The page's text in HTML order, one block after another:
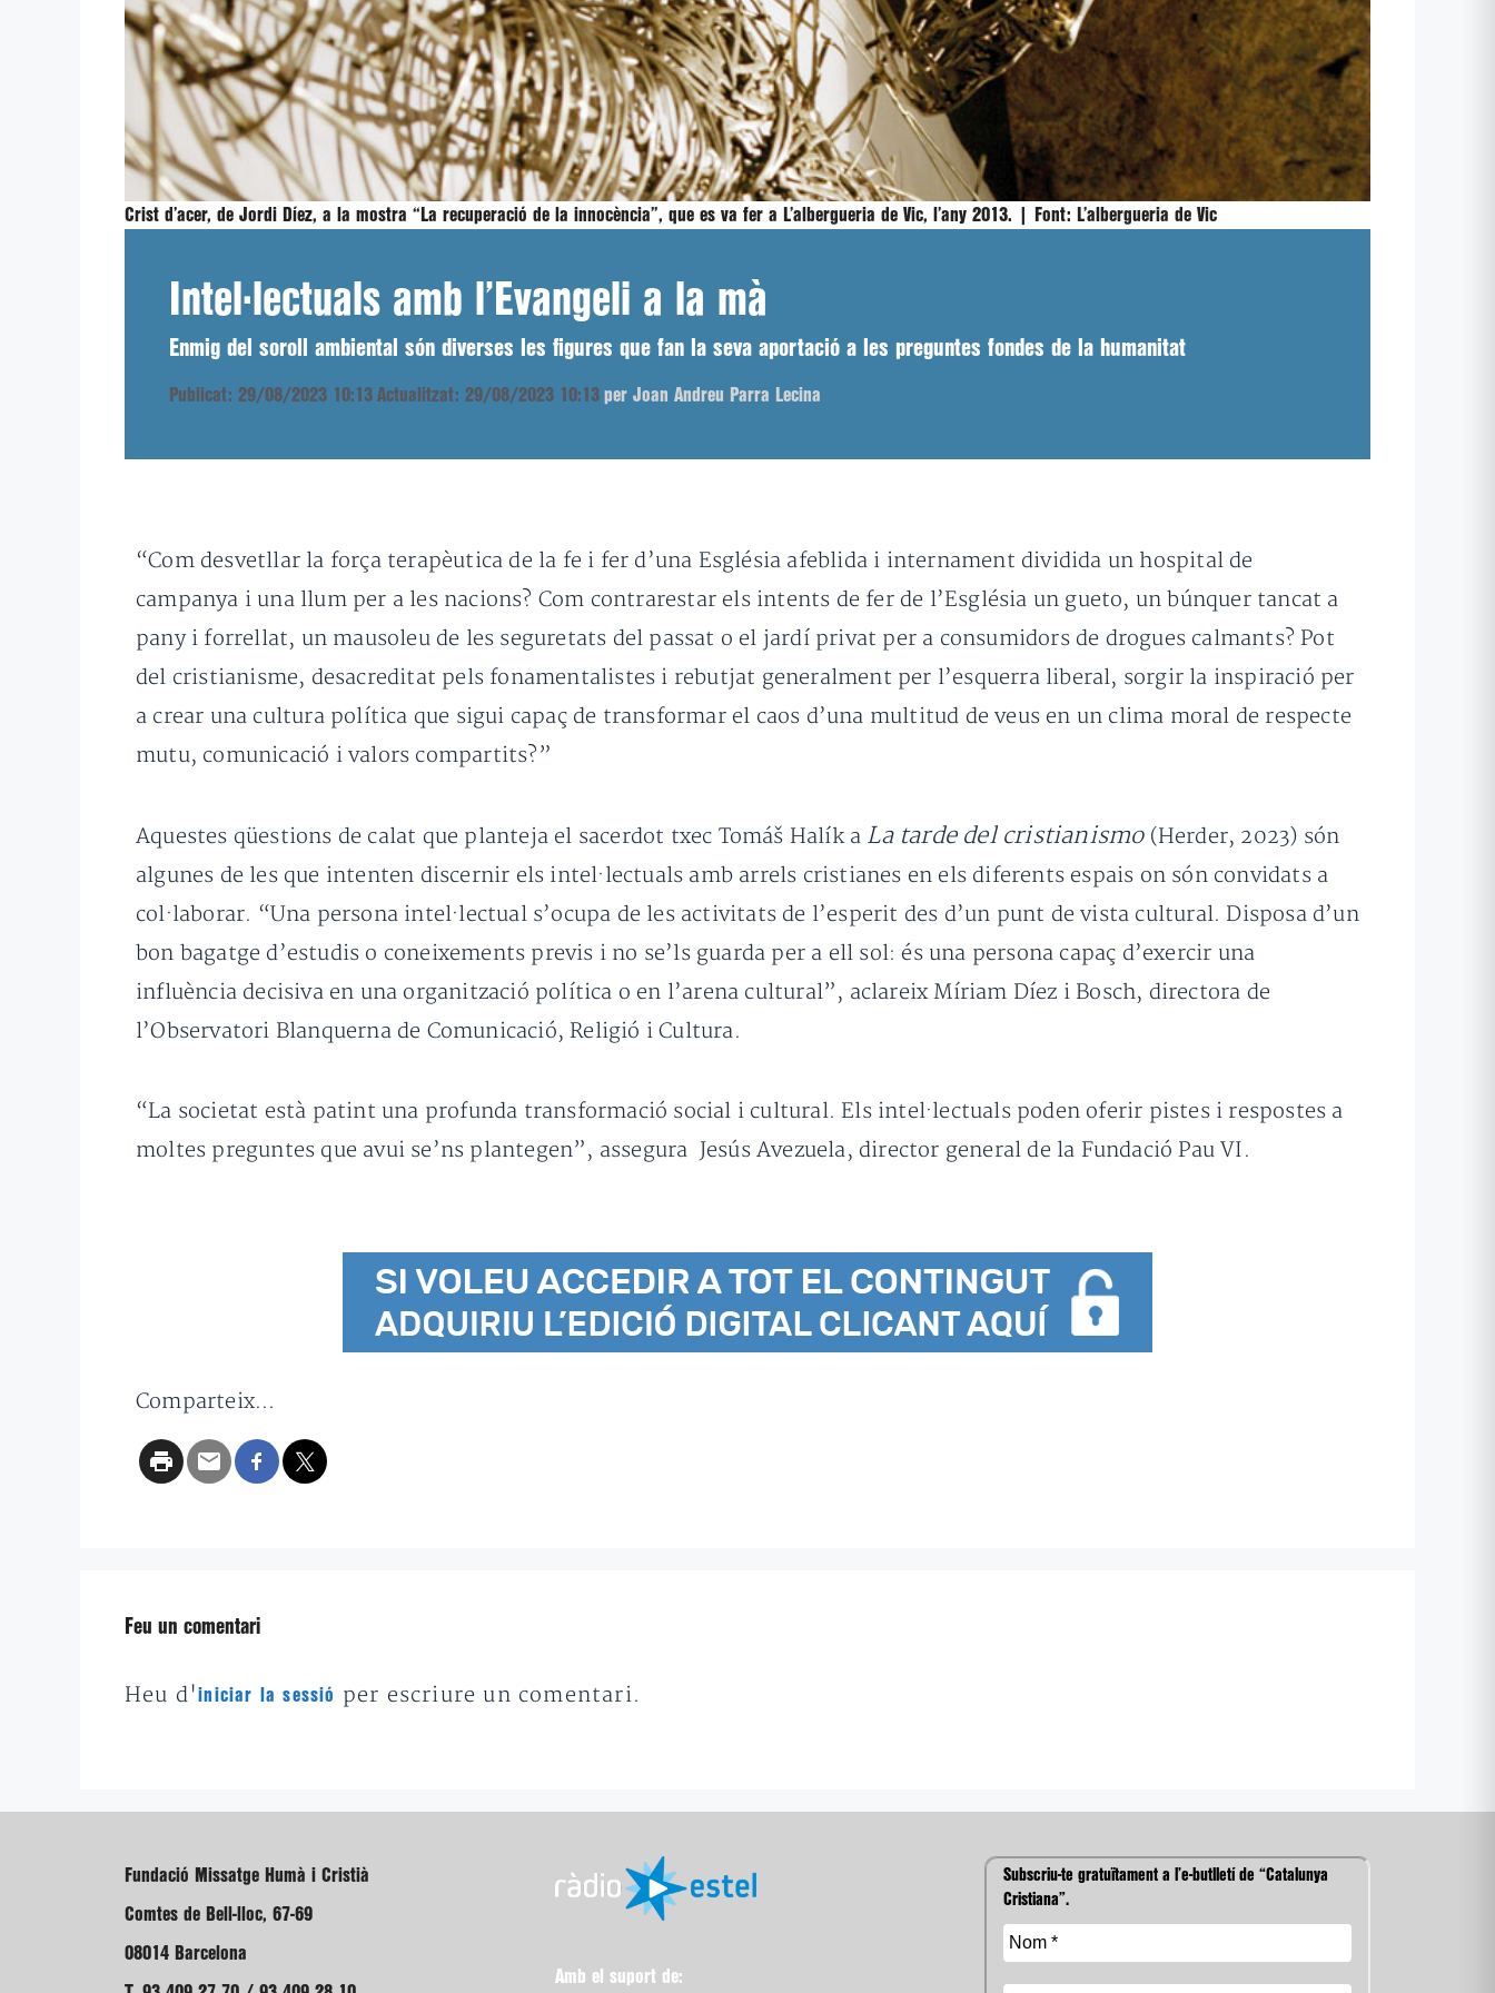
Crist d’acer, de Jordi Díez, a la mostra “La recuperació de la innocència”, que es va fer a L’albergueria de Vic, l’any 2013. | Font: L’albergueria de Vic
Intel·lectuals amb l’Evangeli a la mà
Enmig del soroll ambiental són diverses les figures que fan la seva aportació a les preguntes fondes de la humanitat
Publicat: 29/08/2023 10:13 Actualitzat: 29/08/2023 10:13 per Joan Andreu Parra Lecina
“Com desvetllar la força terapèutica de la fe i fer d’una Església afeblida i internament dividida un hospital de
campanya i una llum per a les nacions? Com contrarestar els intents de fer de l’Església un gueto, un búnquer tancat a
pany i forrellat, un mausoleu de les seguretats del passat o el jardí privat per a consumidors de drogues calmants? Pot
del cristianisme, desacreditat pels fonamentalistes i rebutjat generalment per l’esquerra liberal, sorgir la inspiració per
a crear una cultura política que sigui capaç de transformar el caos d’una multitud de veus en un clima moral de respecte
mutu, comunicació i valors compartits?”
Aquestes qüestions de calat que planteja el sacerdot txec Tomáš Halík a La tarde del cristianismo(Herder, 2023) són
algunes de les que intenten discernir els intel·lectuals amb arrels cristianes en els diferents espais on són convidats a
col·laborar. “Una persona intel·lectual s’ocupa de les activitats de l’esperit des d’un punt de vista cultural. Disposa d’un
bon bagatge d’estudis o coneixements previs i no se’ls guarda per a ell sol: és una persona capaç d’exercir una
influència decisiva en una organització política o en l’arena cultural”, aclareix Míriam Díez i Bosch, directora de
l’Observatori Blanquerna de Comunicació, Religió i Cultura.
“La societat està patint una profunda transformació social i cultural. Els intel·lectuals poden oferir pistes i respostes a
moltes preguntes que avui se’ns plantegen”, assegura Jesús Avezuela, director general de la Fundació Pau VI.
Comparteix...
Feu un comentari
Heu d'iniciar la sessió per escriure un comentari.
Fundació Missatge Humà i Cristià
Comtes de Bell-lloc, 67-69
08014 Barcelona
Amb el suport de:
Subscriu-te gratuïtament a l’e-butlletí de “Catalunya
Cristiana”.